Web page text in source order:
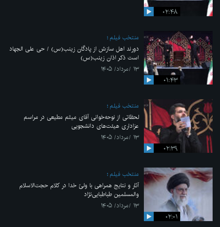
۰۲:۴۸
۰۱:۴۳
منتخب فیلم
دورند اهل سازش از پادگان زینب(س) / حی علی الجهاد
است ذکر اذان زینب(س)
۱۳ /مرداد/ ۱۴۰۵
۰۲:۳۹
منتخب فیلم
لحظاتی از نوحه‌خوانی آقای میثم مطیعی در مراسم
عزاداری هیئت‌های دانشجویی
۱۳ /مرداد/ ۱۴۰۵
۰۲:۰۱
منتخب فیلم
آثار و نتایج همراهی با ولیّ خدا در کلام حجت‌الاسلام
والمسلمین طباطبایی‌نژاد
۱۳ /مرداد/ ۱۴۰۵